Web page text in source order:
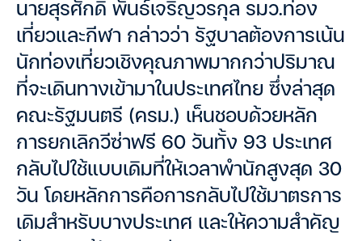
นายสุรศักดิ์ พันธ์เจริญวรกุล รมว.ท่อง
เที่ยวและกีฬา กล่าวว่า รัฐบาลต้องการเน้น
นักท่องเที่ยวเชิงคุณภาพมากกว่าปริมาณ
ที่จะเดินทางเข้ามาในประเทศไทย ซึ่งล่าสุด
คณะรัฐมนตรี (ครม.) เห็นชอบด้วยหลัก
การยกเลิกวีซ่าฟรี 60 วันทั้ง 93 ประเทศ
กลับไปใช้แบบเดิมที่ให้เวลาพำนักสูงสุด 30
วัน โดยหลักการคือการกลับไปใช้มาตรการ
เดิมสำหรับบางประเทศ และให้ความสำคัญ